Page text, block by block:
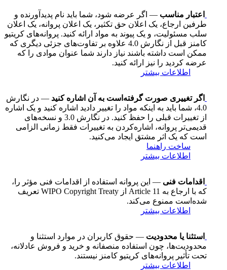
اعتبار مناسب — اگر عرضه شود، شما باید نام پدیدآورنده و
طرفین ارجاع، یک اعلان حق تکثیر، یک اعلان پروانه، یک اعلان
سلب مسئولیت، و یک پیوند به مواد ارائه کنید. پروانه‌های کریتیو
کامنز قبل از نگارش 4.0 علاوه بر تفاوت‌های جزئی دیگری که
ممکن است داشته باشند نیاز دارند شما عنوان موادی را که
عرضه کردید را نیز ارائه کنید.
اطلاعات بیشتر
اگر تغییری صورت گرفته‌است به آن اشاره کنید — در نگارش
4.0، شما باید به اینکه مواد را تغییر دادید اشاره کنید و یک اشاره
از تغییرات قبلی را حفظ کنید. در نگارش 3.0 و نسخه‌های
قدیمی‌تر پروانه، اشاره‌کردن به تغییرات فقط زمانی الزامی
است که یک اثر مشتق ایجاد می‌کنید.
ساخت راهنما
اطلاعات بیشتر
اقدامات فنی — این پروانه استفاده از اقدامات فنی مؤثر را،
که با ارجاع به Article 11 از WIPO Copyright Treaty تعریف
شده‌است ممنوع می‌کند.
اطلاعات بیشتر
استثنا یا محدودیت — حقوق کاربران در موارد استثنا و
محدودیت‌ها، چون استفاده منصفانه و خرید و فروش عادلانه،
تحت تأثیر پروانه‌های کریتیو کامنز نیستند.
اطلاعات بیشتر